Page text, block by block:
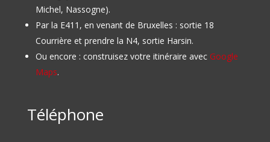
Michel, Nassogne).
Par la E411, en venant de Bruxelles : sortie 18
Courrière et prendre la N4, sortie Harsin.
Ou encore : construisez votre itinéraire avec Google
Maps.
Téléphone